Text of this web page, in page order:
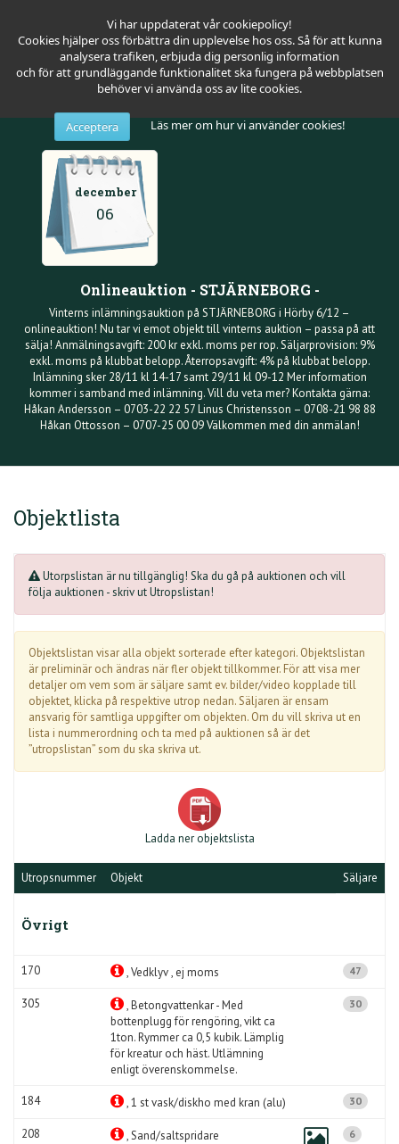
Vi har uppdaterat vår cookiepolicy!
Cookies hjälper oss förbättra din upplevelse hos oss. Så för att kunna
analysera trafiken, erbjuda dig personlig information
och för att grundläggande funktionalitet ska fungera på webbplatsen
behöver vi använda oss av lite cookies.
Acceptera Läs mer om hur vi använder cookies!
december
06
Onlineauktion - STJÄRNEBORG -
Vinterns inlämningsauktion på STJÄRNEBORG i Hörby 6/12 –
onlineauktion! Nu tar vi emot objekt till vinterns auktion – passa på att
sälja! Anmälningsavgift: 200 kr exkl. moms per rop. Säljarprovision: 9%
exkl. moms på klubbat belopp. Återropsavgift: 4% på klubbat belopp.
Inlämning sker 28/11 kl 14-17 samt 29/11 kl 09-12 Mer information
kommer i samband med inlämning. Vill du veta mer? Kontakta gärna:
Håkan Andersson – 0703-22 22 57 Linus Christensson – 0708-21 98 88
Håkan Ottosson – 0707-25 00 09 Välkommen med din anmälan!
Objektlista
Utorpslistan är nu tillgänglig! Ska du gå på auktionen och vill
följa auktionen - skriv ut Utropslistan!
Objektslistan visar alla objekt sorterade efter kategori. Objektslistan
är preliminär och ändras när fler objekt tillkommer. För att visa mer
detaljer om vem som är säljare samt ev. bilder/video kopplade till
objektet, klicka på respektive utrop nedan. Säljaren är ensam
ansvarig för samtliga uppgifter om objekten. Om du vill skriva ut en
lista i nummerordning och ta med på auktionen så är det
”utropslistan” som du ska skriva ut.
Ladda ner objektslista
Utropsnummer Objekt Säljare
Övrigt
170 , Vedklyv , ej moms 47
305
, Betongvattenkar - Med
bottenplugg för rengöring, vikt ca
1ton. Rymmer ca 0,5 kubik. Lämplig
för kreatur och häst. Utlämning
enligt överenskommelse.
30
184 , 1 st vask/diskho med kran (alu) 30
208 , Sand/saltspridare 6